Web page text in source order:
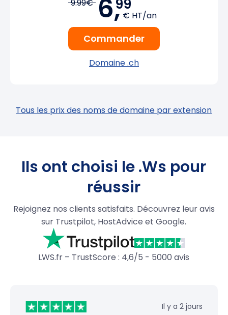
9.99€ 6,99
€ HT/an
Commander
Domaine .ch
Tous les prix des noms de domaine par extension
Ils ont choisi le .Ws pour
réussir
Rejoignez nos clients satisfaits. Découvrez leur avis
sur Trustpilot, HostAdvice et Google.
LWS.fr – TrustScore : 4,6/5 - 5000 avis
Il y a 2 jours